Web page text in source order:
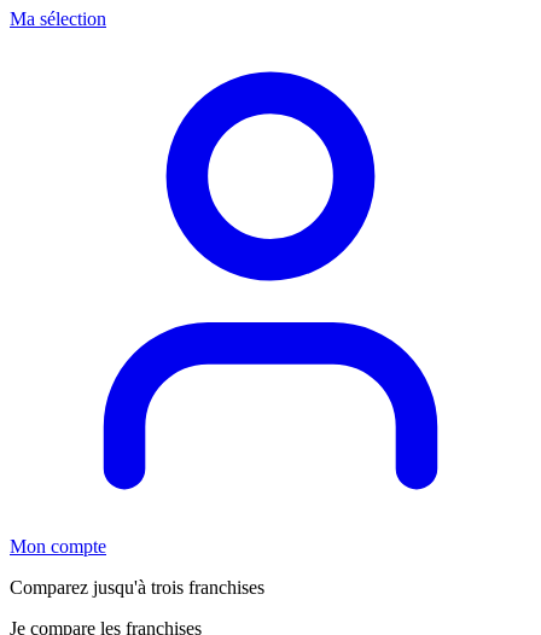
Ma sélection
Mon compte
Comparez jusqu'à trois franchises
Je compare les franchises